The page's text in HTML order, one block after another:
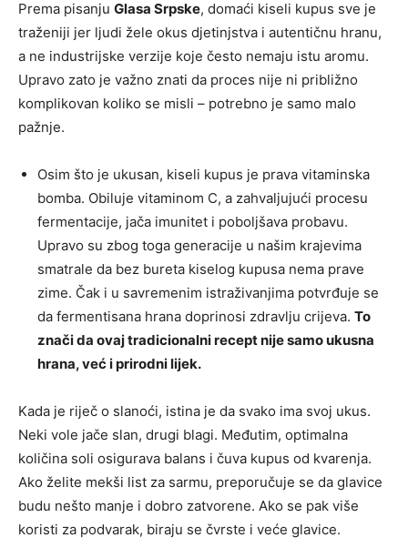
Prema pisanju Glasa Srpske, domaći kiseli kupus sve je
traženiji jer ljudi žele okus djetinjstva i autentičnu hranu,
a ne industrijske verzije koje često nemaju istu aromu.
Upravo zato je važno znati da proces nije ni približno
komplikovan koliko se misli – potrebno je samo malo
pažnje.
Osim što je ukusan, kiseli kupus je prava vitaminska
bomba. Obiluje vitaminom C, a zahvaljujući procesu
fermentacije, jača imunitet i poboljšava probavu.
Upravo su zbog toga generacije u našim krajevima
smatrale da bez bureta kiselog kupusa nema prave
zime. Čak i u savremenim istraživanjima potvrđuje se
da fermentisana hrana doprinosi zdravlju crijeva. To
znači da ovaj tradicionalni recept nije samo ukusna
hrana, već i prirodni lijek.
Kada je riječ o slanoći, istina je da svako ima svoj ukus.
Neki vole jače slan, drugi blagi. Međutim, optimalna
količina soli osigurava balans i čuva kupus od kvarenja.
Ako želite mekši list za sarmu, preporučuje se da glavice
budu nešto manje i dobro zatvorene. Ako se pak više
koristi za podvarak, biraju se čvrste i veće glavice.